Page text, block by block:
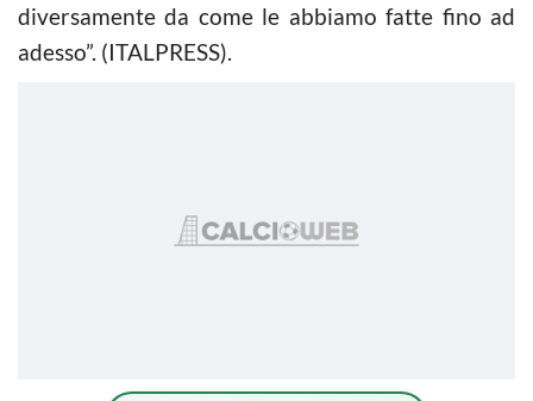
diversamente da come le abbiamo fatte fino ad
adesso”. (ITALPRESS).